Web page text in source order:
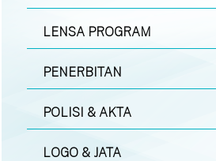
LENSA PROGRAM
PENERBITAN
POLISI & AKTA
LOGO & JATA